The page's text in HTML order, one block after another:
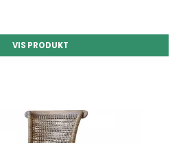
VIS PRODUKT